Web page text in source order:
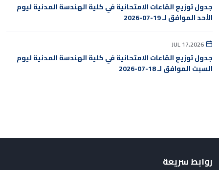
جدول توزيع القاعات الامتحانية في كلية الهندسة المدنية ليوم
الأحد الموافق لـ 19-07-2026
JUL 17,2026
جدول توزيع القاعات الامتحانية في كلية الهندسة المدنية ليوم
السبت الموافق لـ 18-07-2026
روابط سريعة